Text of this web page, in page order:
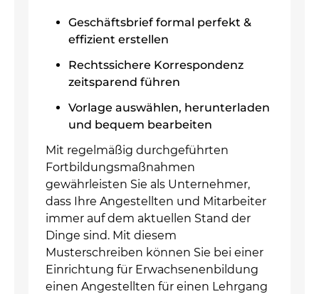
Geschäftsbrief formal perfekt &
effizient erstellen
Rechtssichere Korrespondenz
zeitsparend führen
Vorlage auswählen, herunterladen
und bequem bearbeiten
Mit regelmäßig durchgeführten
Fortbildungsmaßnahmen
gewährleisten Sie als Unternehmer,
dass Ihre Angestellten und Mitarbeiter
immer auf dem aktuellen Stand der
Dinge sind. Mit diesem
Musterschreiben können Sie bei einer
Einrichtung für Erwachsenenbildung
einen Angestellten für einen Lehrgang